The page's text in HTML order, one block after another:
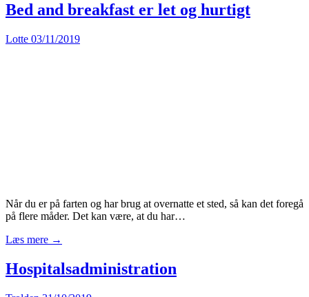
Bed and breakfast er let og hurtigt
Lotte 03/11/2019
Når du er på farten og har brug at overnatte et sted, så kan det foregå
på flere måder. Det kan være, at du har…
Læs mere →
Hospitalsadministration